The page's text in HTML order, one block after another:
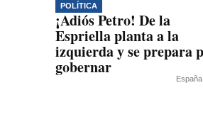
POLÍTICA
¡Adiós Petro! De la
Espriella planta a la
izquierda y se prepara
gobernar